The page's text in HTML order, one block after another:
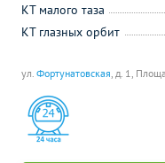
ул. Фортунатовская, д. 1,
КТ малого таза
КТ глазных орбит